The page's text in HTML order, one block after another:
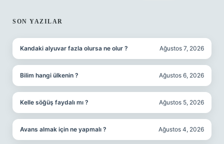
SON YAZILAR
Kandaki alyuvar fazla olursa ne olur ? Ağustos 7, 2026
Bilim hangi ülkenin ? Ağustos 6, 2026
Kelle söğüş faydalı mı ? Ağustos 5, 2026
Avans almak için ne yapmalı ? Ağustos 4, 2026